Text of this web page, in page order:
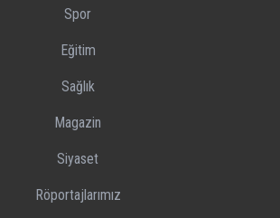
Spor
Eğitim
Sağlık
Magazin
Siyaset
Röportajlarımız